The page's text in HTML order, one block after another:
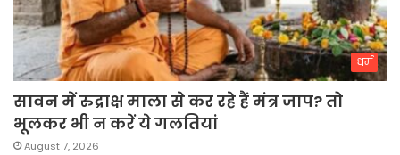
धर्म
सावन में रुद्राक्ष माला से कर रहे हैं मंत्र जाप? तो
भूलकर भी न करें ये गलतियां
August 7, 2026